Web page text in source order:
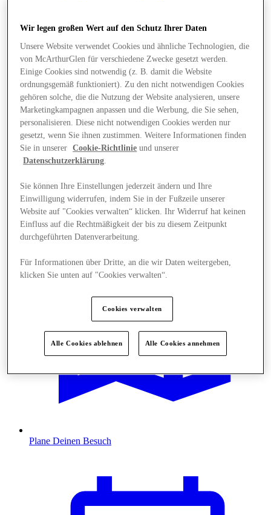
Angebote
Plane Deinen Besuch
Wir legen großen Wert auf den Schutz Ihrer Daten
Unsere Website verwendet Cookies und ähnliche Technologien, die
von McArthurGlen für verschiedene Zwecke gesetzt werden.
Einige Cookies sind notwendig (z. B. damit die Website
ordnungsgemäß funktioniert). Zu den nicht notwendigen Cookies
gehören solche, die die Nutzung der Website analysieren, unsere
Marketingkampagnen anpassen und die Werbung, die Sie sehen,
personalisieren. Diese nicht notwendigen Cookies werden nur
gesetzt, wenn Sie ihnen zustimmen. Weitere Informationen finden
Sie in unserer
Cookie-Richtlinie und unserer
Datenschutzerklärung.
Sie können Ihre Einstellungen jederzeit ändern und Ihre
Einwilligung widerrufen, indem Sie in der Fußzeile unserer
Website auf "Cookies verwalten“ klicken. Ihr Widerruf hat keinen
Einfluss auf die Rechtmäßigkeit der bis zu diesem Zeitpunkt
durchgeführten Datenverarbeitung.
Für Informationen über Dritte, an die wir Daten weitergeben,
klicken Sie unten auf "Cookies verwalten“.
Cookies verwalten
Alle Cookies ablehnen Alle Cookies annehmen